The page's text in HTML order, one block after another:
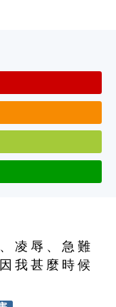
凌 辱 、 急 難
我 甚 麼 時 候